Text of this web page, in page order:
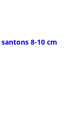
8-10 cm